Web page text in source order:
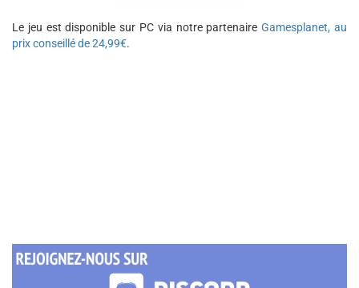
Le jeu est disponible sur PC via notre partenaireGamesplanet, au
prix conseillé de 24,99€.